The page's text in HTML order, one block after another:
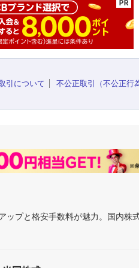
引について
不公正取引（不公正行
プと格安手数料が魅力。国内株